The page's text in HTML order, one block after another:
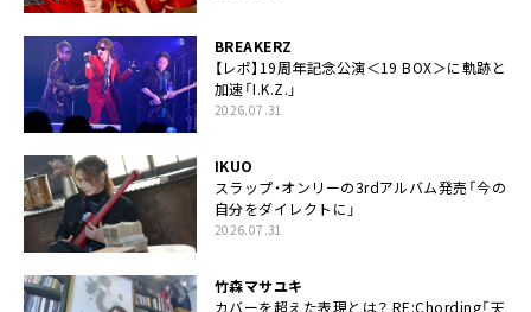
BREAKERZ
【レポ】19周年記念公演＜19 BOX＞に軌跡と
加速「I.K.Z.」
2026.07.31
IKUO
スラップ・オンリーの3rdアルバム発売「今の
自分をダイレクトに」
2026.07.31
竹森マサユキ
カバーを超えた表現とは？ RE:Chording「天